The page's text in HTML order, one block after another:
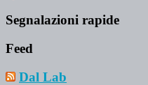
Segnalazioni rapide
Feed
Dal Lab